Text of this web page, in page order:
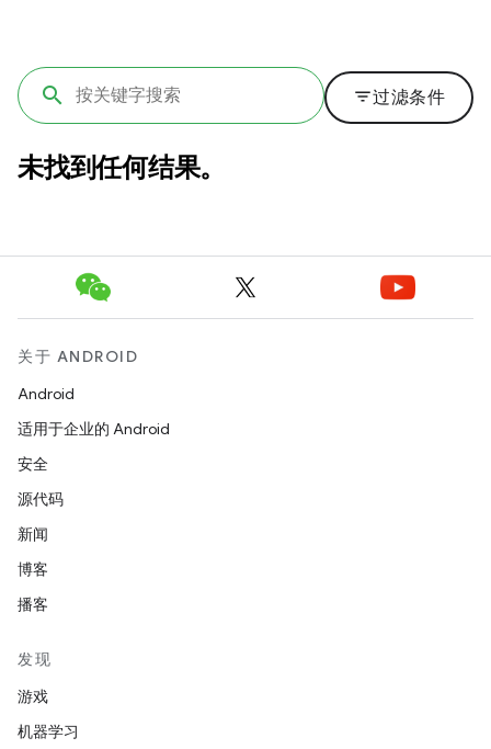
filter_list过滤条件
未找到任何结果。
关于 ANDROID
Android
适用于企业的 Android
安全
源代码
新闻
博客
播客
发现
游戏
机器学习